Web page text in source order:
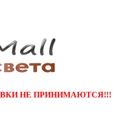
НЕ ПРИНИМАЮТСЯ!!!